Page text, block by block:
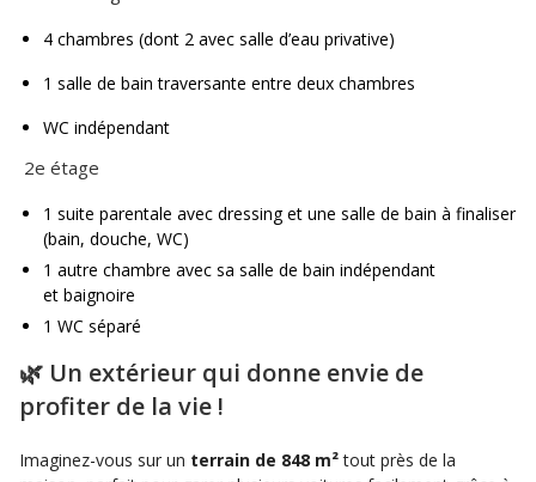
4 chambres (dont 2 avec salle d’eau privative)
1 salle de bain traversante entre deux chambres
WC indépendant
2e étage
1 suite parentale avec dressing et une salle de bain à finaliser
(bain, douche, WC)
1 autre chambre avec sa salle de bain indépendant
et baignoire
1 WC séparé
🌿 Un extérieur qui donne envie de
profiter de la vie !
Imaginez-vous sur un terrain de 848 m²tout près de la